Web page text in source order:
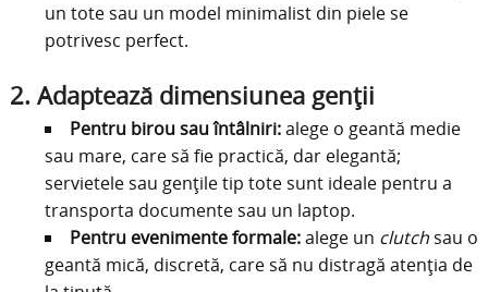
un tote sau un model minimalist din piele se
potrivesc perfect.
2. Adaptează dimensiunea genții
Pentru birou sau întâlniri:alege o geantă medie
sau mare, care să fie practică, dar elegantă;
servietele sau gențile tip tote sunt ideale pentru a
transporta documente sau un laptop.
Pentru evenimente formale:alege un clutchsau o
geantă mică, discretă, care să nu distragă atenția de